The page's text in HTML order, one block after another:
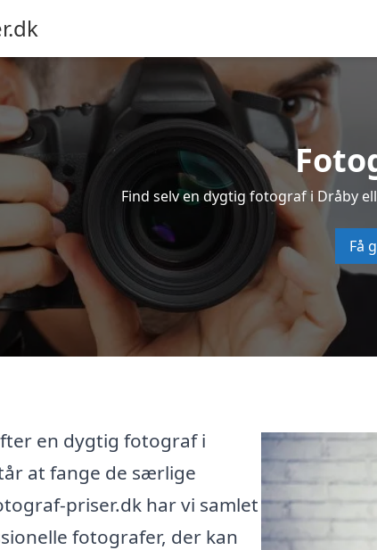
Find selv en dygtig fotograf i Dråby
Få
en dygtig fotograf i
at fange de særlige
priser.dk har vi samlet
fotografer, der kan